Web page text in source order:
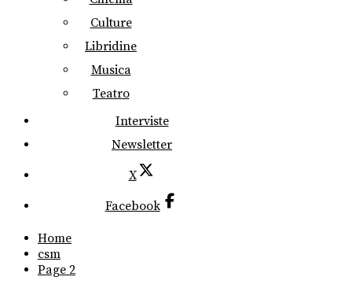
Culture
Libridine
Musica
Teatro
Interviste
Newsletter
X
Facebook
Home
csm
Page 2